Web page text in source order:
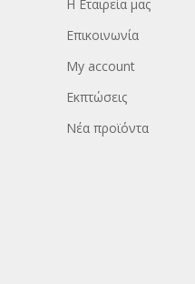
Η Εταιρεία μας
Επικοινωνία
My account
Εκπτώσεις
Νέα προϊόντα